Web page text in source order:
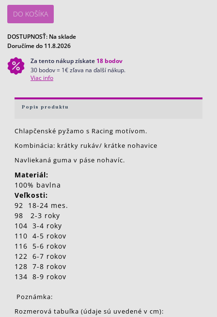
DO KOŠÍKA
DOSTUPNOSŤ: Na sklade
Doručíme do 11.8.2026
Za tento nákup získate 18 bodov
30 bodov = 1€ zľava na ďalší nákup.
Viac info
Popis produktu
Chlapčenské pyžamo s Racing motívom.
Kombinácia: krátky rukáv/ krátke nohavice
Navliekaná guma v páse nohavíc.
Materiál:
100% bavlna
Veľkosti:
92 18-24 mes.
98 2-3 roky
104 3-4 roky
110 4-5 rokov
116 5-6 rokov
122 6-7 rokov
128 7-8 rokov
134 8-9 rokov
Poznámka:
Rozmerová tabuľka (údaje sú uvedené v cm):